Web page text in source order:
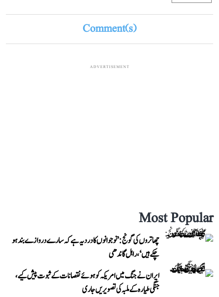
Comment(s)
ADVERTISEMENT
Most Popular
چھاتروں کی گونج: ’نوجوانوں کا درد یہ ہے کہ سارے دروازے بند ہو
چکے ہیں‘، راہل گاندھی
ایران نے جنگ میں امریکہ کو ہوئے نقصانات کے ثبوت پیش کیے،
جنگی طیارہ کے ملبہ کی تصویریں جاری